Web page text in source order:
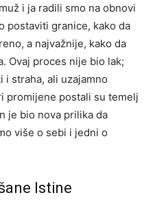
i ja radili smo na obnovi
postaviti granice, kako da
a najvažnije, kako da
Ovaj proces nije bio lak;
straha, ali uzajamno
promijene postali su temelj
je bio nova prilika da
više o sebi i jedni o
Istine